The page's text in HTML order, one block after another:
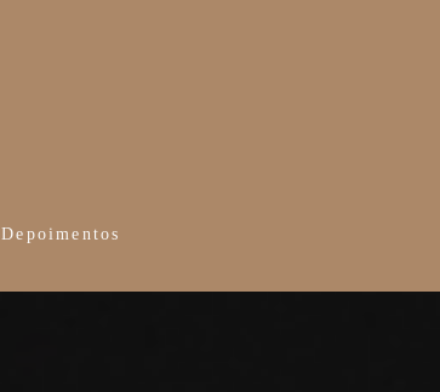
Depoimentos